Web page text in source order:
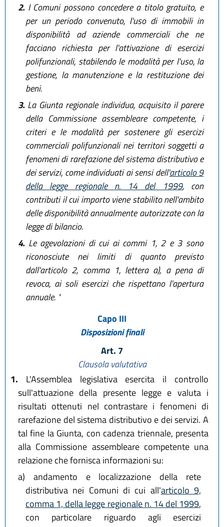
2.I Comuni possono concedere a titolo gratuito, e
per un periodo convenuto, l'uso di immobili in
disponibilità ad aziende commerciali che ne
facciano richiesta per l'attivazione di esercizi
polifunzionali, stabilendo le modalità per l'uso, la
gestione, la manutenzione e la restituzione dei
beni.
3.La Giunta regionale individua, acquisito il parere
della Commissione assembleare competente, i
criteri e le modalità per sostenere gli esercizi
commerciali polifunzionali nei territori soggetti a
fenomeni di rarefazione del sistema distributivo e
dei servizi, come individuati ai sensi dell'articolo 9
della legge regionale n. 14 del 1999, con
contributi il cui importo viene stabilito nell'ambito
delle disponibilità annualmente autorizzate con la
legge di bilancio.
4.Le agevolazioni di cui ai commi 1, 2 e 3 sono
riconosciute nei limiti di quanto previsto
dall'articolo 2, comma 1, lettera a), a pena di
revoca, ai soli esercizi che rispettano l'apertura
annuale. "
Capo III
Disposizioni finali
Art. 7
Clausola valutativa
1. L'Assemblea legislativa esercita il controllo
sull'attuazione della presente legge e valuta i
risultati ottenuti nel contrastare i fenomeni di
rarefazione del sistema distributivo e dei servizi. A
tal fine la Giunta, con cadenza triennale, presenta
alla Commissione assembleare competente una
relazione che fornisca informazioni su:
a) andamento e localizzazione della rete
distributiva nei Comuni di cui all'articolo 9,
comma 1, della legge regionale n. 14 del 1999,
con particolare riguardo agli esercizi